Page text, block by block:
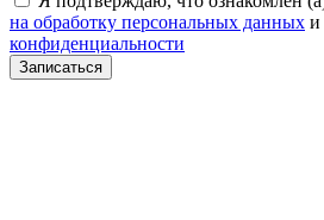
на обработку персональных данных и
конфиденциальности
Записаться